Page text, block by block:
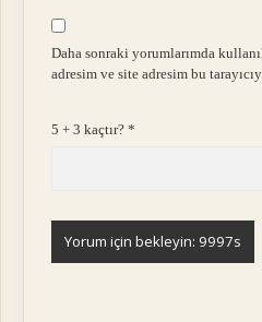
Daha sonraki yorumlarımda
adresim ve site adresim bu
5 + 3 kaçtır?*